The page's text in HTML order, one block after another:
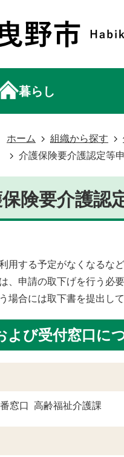
暮らし
ホーム 組織から探す
介護保険要介護認定等
険要介護認
用する予定がなくなるな
、申請の取下げを行う必要
場合には取下書を提出して
よび受付窓口に
窓口 高齢福祉介護課